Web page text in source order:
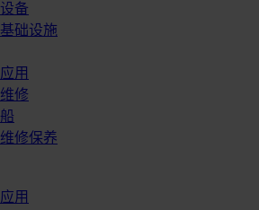
备
础设施
用
修
修保养
用